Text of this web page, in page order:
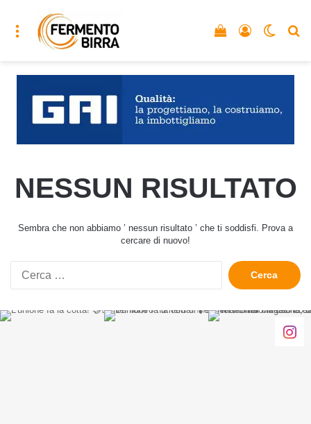
Menu Accedi
Vedi il carrello
NESSUN RISULTATO
Sembra che non abbiamo ’ nessun risultato ’ che ti soddisfi. Prova a
cercare di nuovo!
Ricerca
per: